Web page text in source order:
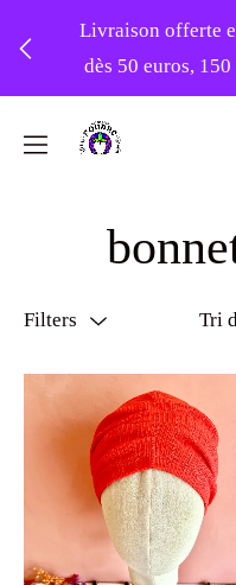
Livraison offerte
dès 50 euros,
commandes
Turbans
Filters